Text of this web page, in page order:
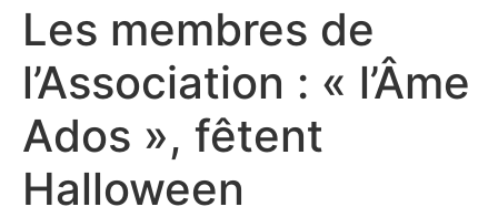
Les membres de
l’Association : « l’Âme
Ados », fêtent
Halloween